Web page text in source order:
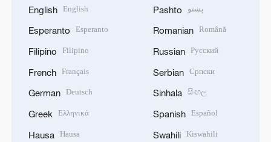
English English
Esperanto Esperanto
Filipino Filipino
French Français
German Deutsch
Greek Ελληνικά
Hausa Hausa
Pashto پښتو
Romanian Română
Russian Русский
Serbian Српски
Sinhala සිංහල
Spanish Español
Swahili Kiswahili